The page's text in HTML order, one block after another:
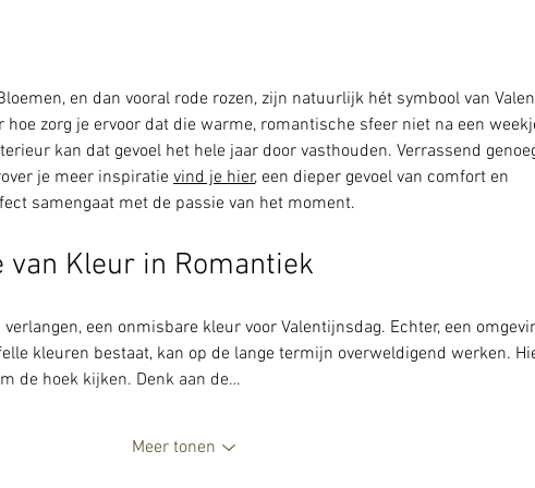
en dan vooral rode rozen, zijn natuurlijk hét symbool van
hoe zorg je ervoor dat die warme, romantische sfeer niet na een
kan dat gevoel het hele jaar door vasthouden. Verrassend
je meer inspiratie vind je hier, een dieper gevoel van comfort en
samengaat met de passie van het moment.
van Kleur in Romantiek
een onmisbare kleur voor Valentijnsdag. Echter, een
kleuren bestaat, kan op de lange termijn overweldigend werken.
de hoek kijken. Denk aan de…
Meer tonen